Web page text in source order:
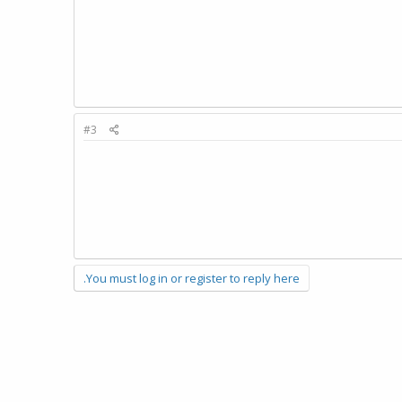
#3
You must log in or register to reply here.